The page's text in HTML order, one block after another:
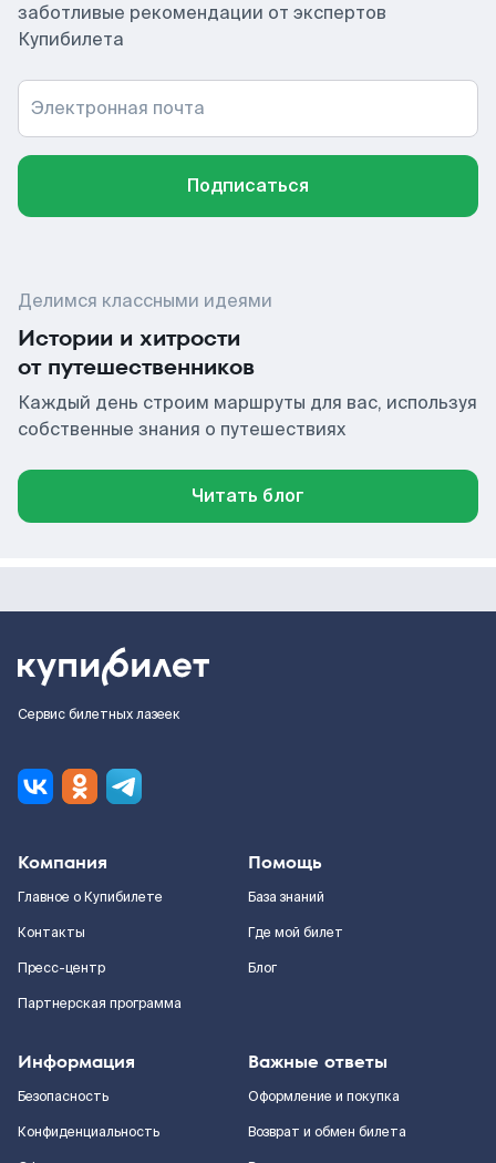
заботливые рекомендации от экспертов
Купибилета
Электронная почта
Подписаться
Делимся классными идеями
Истории и хитрости
от путешественников
Каждый день строим маршруты для вас, используя
собственные знания о путешествиях
Читать блог
Сервис билетных лазеек
Компания
Главное о Купибилете
Контакты
Пресс-центр
Партнерская программа
Помощь
База знаний
Где мой билет
Блог
Информация
Безопасность
Конфиденциальность
Важные ответы
Оформление и покупка
Возврат и обмен билета